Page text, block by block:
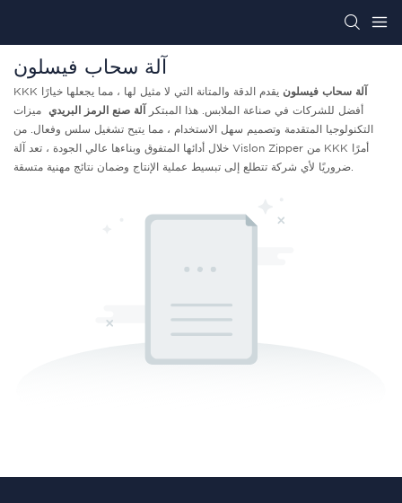
آلة سحاب فيسلون
KKK آلة سحاب فيسلون يقدم الدقة والمتانة التي لا مثيل لها ، مما يجعلها خيارًا
أفضل للشركات في صناعة الملابس. هذا المبتكر
آلة صنع الرمز البريدي
ميزات
التكنولوجيا المتقدمة وتصميم سهل الاستخدام ، مما يتيح تشغيل سلس وفعال. من
خلال أدائها المتفوق وبناءها عالي الجودة ، تعد آلة Vislon Zipper من KKK أمرًا